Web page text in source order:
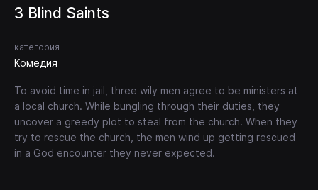
3 Blind Saints
категория
Комедия
To avoid time in jail, three wily men agree to be ministers at
a local church. While bungling through their duties, they
uncover a greedy plot to steal from the church. When they
try to rescue the church, the men wind up getting rescued
in a God encounter they never expected.